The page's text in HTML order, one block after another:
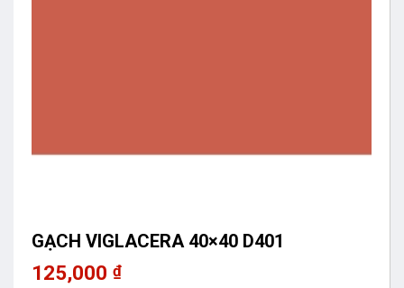
GẠCH VIGLACERA 40×40 D401
125,000 ₫